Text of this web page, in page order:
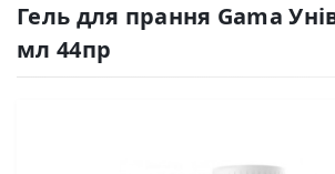
Гель для прання Gama
мл 44пр